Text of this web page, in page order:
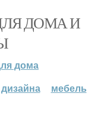
ДОМА И
дома
мебель